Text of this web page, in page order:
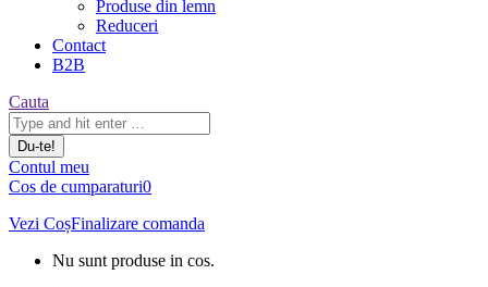
Produse din lemn
Reduceri
Contact
B2B
Căutare:
Cauta
Contul meu
Cos de cumparaturi0
Vezi CoșFinalizare comanda
Nu sunt produse in cos.